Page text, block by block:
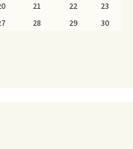
21 22
23
28 29
30